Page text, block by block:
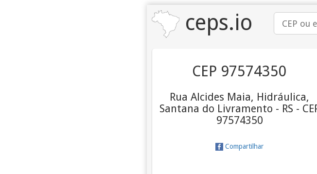
ceps.io
CEP 97574350
Rua Alcides Maia, Hidráulica,
Santana do Livramento - RS -
97574350
Compartilhar